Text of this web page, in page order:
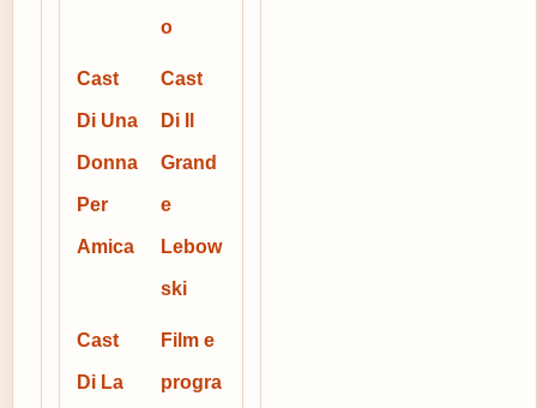
o
Cast
Di Una
Donna
Per
Amica
Cast
Di Il
Grand
e
Lebow
ski
Cast
Di La
Film e
progra